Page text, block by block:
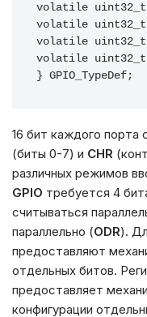
volatile uint32_t
volatile uint32_t
volatile uint32_t
volatile uint32_t
} GPIO_TypeDef;
16 бит каждого
(биты 0-7) и CHR
различных режимов
GPIO требуется 4
считываться
параллельно (ODR).
предоставляют
отдельных битов.
предоставляет
конфигурации